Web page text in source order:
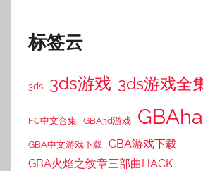
标签云
3ds 3ds游戏 3ds游戏全
FC中文合集 GBA3d游戏
GBA中文游戏下载
GBA游戏下载
GBA火焰之纹章三部曲HACK